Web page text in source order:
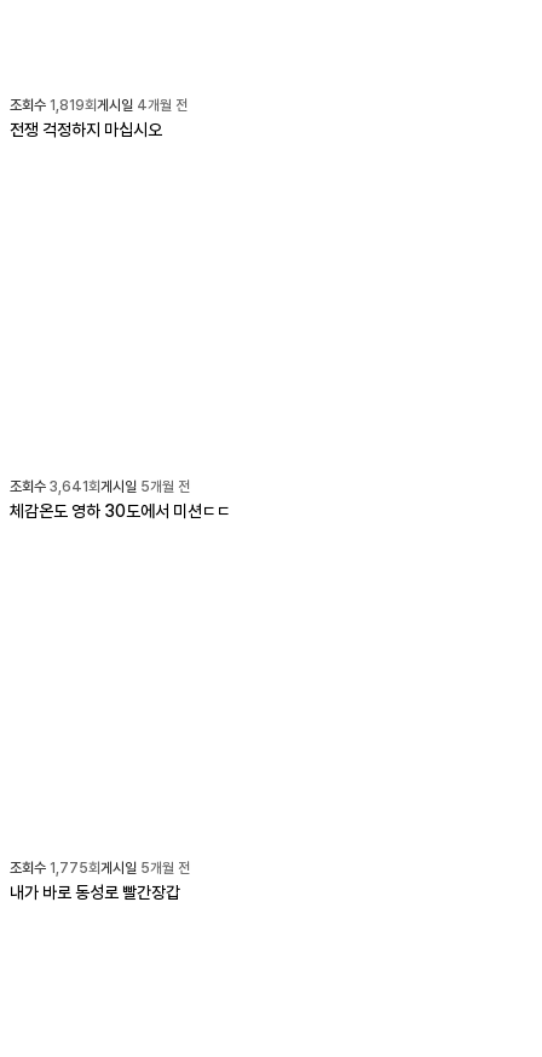
조회수 1,819회게시일 4개월 전
전쟁 걱정하지 마십시오
조회수 3,641회게시일 5개월 전
체감온도 영하 30도에서 미션ㄷㄷ
조회수 1,775회게시일 5개월 전
내가 바로 동성로 빨간장갑